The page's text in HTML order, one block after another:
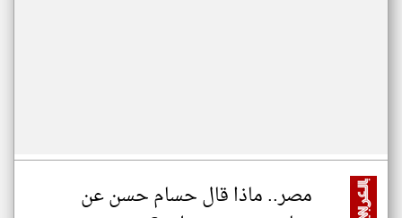
مصر.. ماذا قال حسام حسن عن